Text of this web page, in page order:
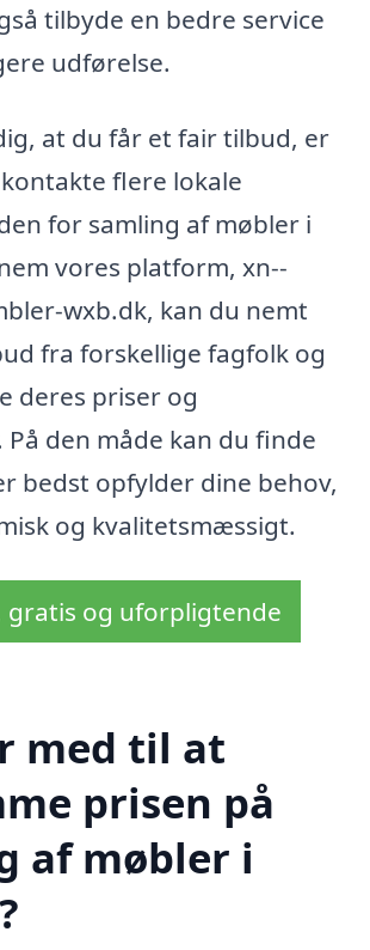
tilbyde en bedre service
udførelse.
at du får et fair tilbud, er
flere lokale
for samling af møbler i
vores platform, xn--
wxb.dk, kan du nemt
fra forskellige fagfolk og
deres priser og
På den måde kan du finde
bedst opfylder dine behov,
og kvalitetsmæssigt.
gratis og uforpligtende
med til at
prisen på
af møbler i